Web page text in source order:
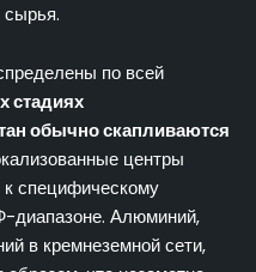
сырья.
по всей
стадиях
обычно скапливаются
центры
к специфическому
диапазоне. Алюминий,
в кремнеземной сети,